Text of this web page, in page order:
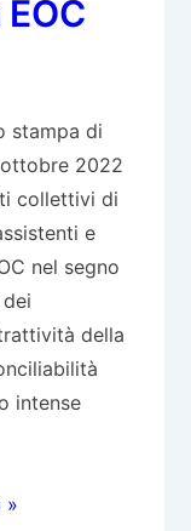
stampa di
2022
collettivi di
e
nel segno
della
intense
»